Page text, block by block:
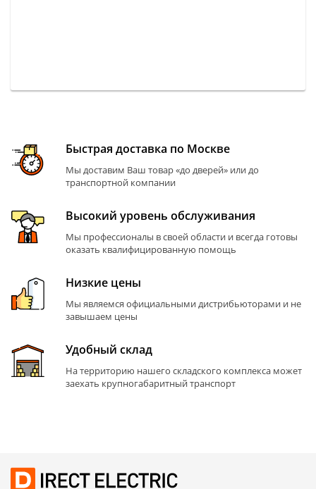
Быстрая доставка по Москве
Мы доставим Ваш товар «до дверей» или до
транспортной компании
Высокий уровень обслуживания
Мы профессионалы в своей области и всегда готовы
оказать квалифицированную помощь
Низкие цены
Мы являемся официальными дистрибьюторами и не
завышаем цены
Удобный склад
На территорию нашего складского комплекса может
заехать крупногабаритный транспорт